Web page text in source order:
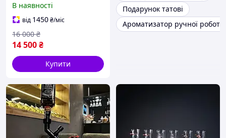
наливатором,
оригінальний подарунок
босу, від колективу
В наявності
від 1450₴/міс
14 500₴
16 000 ₴
Купити
Подарунок татові
Ароматизатор ручної роботи